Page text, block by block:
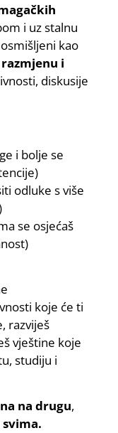
i uz stalnu
kao
i
diskusije
i bolje se
odluke s više
se osjećaš
koje će ti
razviješ
vještine koje
studiju i
na drugu,